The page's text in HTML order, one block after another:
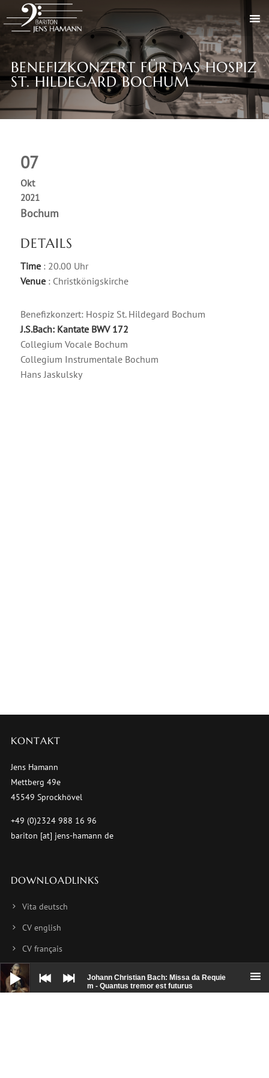
Audio-
Player
Johann Christian Bach: Missa da Requie
m - Quantus tremor est futurus
BENEFIZKONZERT FÜR DAS HOSPIZ
ST. HILDEGARD BOCHUM
07
Okt
2021
Bochum
DETAILS
Time : 20.00 Uhr
Venue : Christkönigskirche
Benefizkonzert: Hospiz St. Hildegard Bochum
J.S.Bach: Kantate BWV 172
Collegium Vocale Bochum
Collegium Instrumentale Bochum
Hans Jaskulsky
KONTAKT
Jens Hamann
Mettberg 49e
45549 Sprockhövel
+49 (0)2324 988 16 96
bariton [at] jens-hamann de
DOWNLOADLINKS
Vita deutsch
CV english
CV français
Foto 2